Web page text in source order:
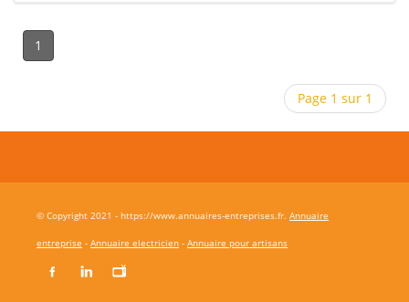
1
Page 1 sur 1
© Copyright 2021 - https://www.annuaires-entreprises.fr. Annuaire
entreprise - Annuaire electricien - Annuaire pour artisans